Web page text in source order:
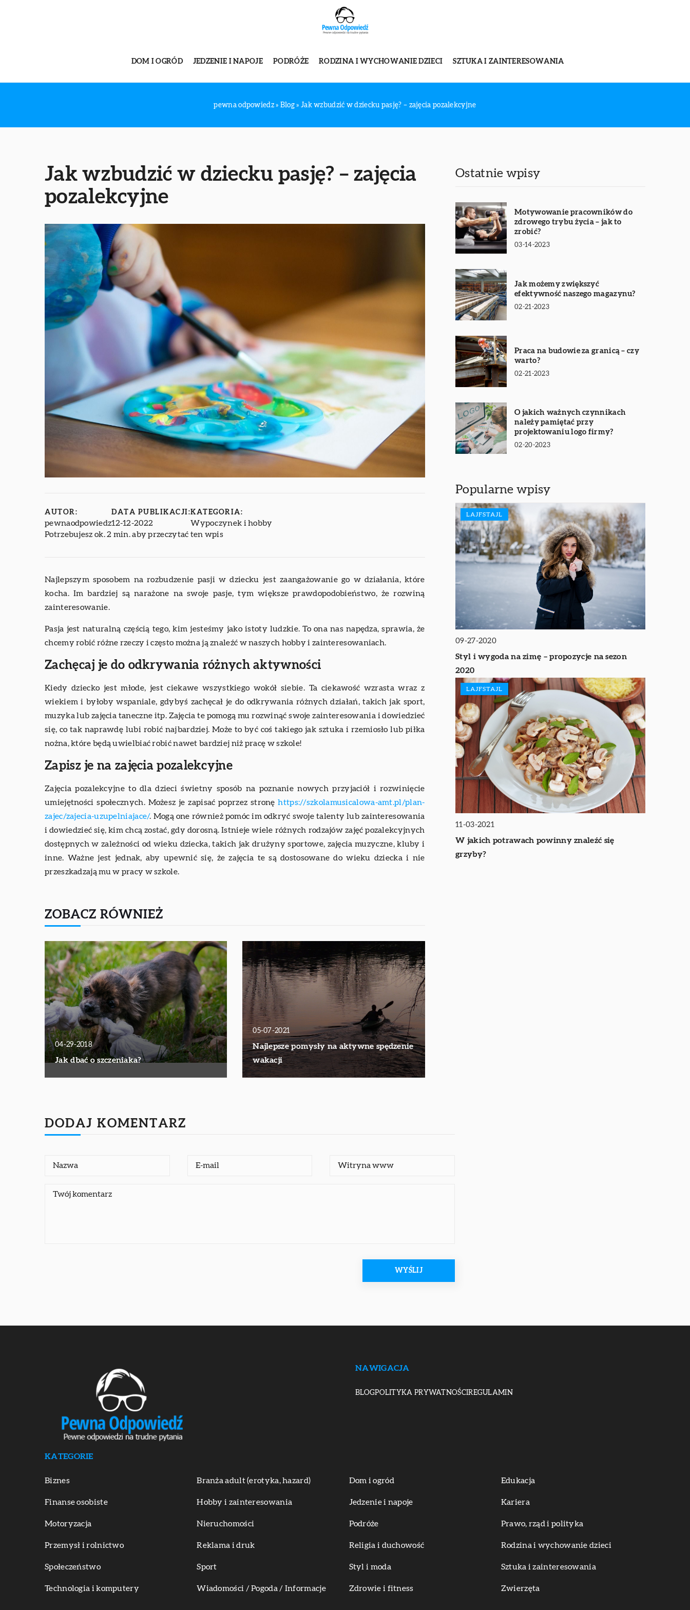
DOM I OGRÓD JEDZENIE I NAPOJE PODRÓŻE RODZINA I WYCHOWANIE DZIECI SZTUKA I ZAINTERESOWANIA
pewna odpowiedz» Blog » Jak wzbudzić w dziecku pasję? – zajęcia pozalekcyjne
Jak wzbudzić w dziecku pasję? – zajęcia
pozalekcyjne
AUTOR:
pewnaodpowiedz
DATA PUBLIKACJI:
12-12-2022
KATEGORIA:
Wypoczynek i hobby
Potrzebujesz ok. 2 min. aby przeczytać ten wpis
Najlepszym sposobem na rozbudzenie pasji w dziecku jest zaangażowanie go w działania, które
kocha. Im bardziej są narażone na swoje pasje, tym większe prawdopodobieństwo, że rozwiną
zainteresowanie.
Pasja jest naturalną częścią tego, kim jesteśmy jako istoty ludzkie. To ona nas napędza, sprawia, że
chcemy robić różne rzeczy i często można ją znaleźć w naszych hobby i zainteresowaniach.
Zachęcaj je do odkrywania różnych aktywności
Kiedy dziecko jest młode, jest ciekawe wszystkiego wokół siebie. Ta ciekawość wzrasta wraz z
wiekiem i byłoby wspaniale, gdybyś zachęcał je do odkrywania różnych działań, takich jak sport,
muzyka lub zajęcia taneczne itp. Zajęcia te pomogą mu rozwinąć swoje zainteresowania i dowiedzieć
się, co tak naprawdę lubi robić najbardziej. Może to być coś takiego jak sztuka i rzemiosło lub piłka
nożna, które będą uwielbiać robić nawet bardziej niż pracę w szkole!
Zapisz je na zajęcia pozalekcyjne
Zajęcia pozalekcyjne to dla dzieci świetny sposób na poznanie nowych przyjaciół i rozwinięcie
umiejętności społecznych. Możesz je zapisać poprzez stronęhttps://szkolamusicalowa-amt.pl/plan-
zajec/zajecia-uzupelniajace/. Mogą one również pomóc im odkryć swoje talenty lub zainteresowania
i dowiedzieć się, kim chcą zostać, gdy dorosną. Istnieje wiele różnych rodzajów zajęć pozalekcyjnych
dostępnych w zależności od wieku dziecka, takich jak drużyny sportowe, zajęcia muzyczne, kluby i
inne. Ważne jest jednak, aby upewnić się, że zajęcia te są dostosowane do wieku dziecka i nie
przeszkadzają mu w pracy w szkole.
ZOBACZ RÓWNIEŻ
04-29-2018
Jak dbać o szczeniaka?
05-07-2021
Najlepsze pomysły na aktywne spędzenie
wakacji
Ostatnie wpisy
Motywowanie pracowników do
zdrowego trybu życia – jak to
zrobić?
03-14-2023
Jak możemy zwiększyć
efektywność naszego magazynu?
02-21-2023
Praca na budowie za granicą – czy
warto?
02-21-2023
O jakich ważnych czynnikach
należy pamiętać przy
projektowaniu logo firmy?
02-20-2023
Popularne wpisy
LAJFSTAJL
09-27-2020
Styl i wygoda na zimę – propozycje na sezon
2020
LAJFSTAJL
11-03-2021
W jakich potrawach powinny znaleźć się
grzyby?
DODAJ KOMENTARZ
NAWIGACJA
BLOGPOLITYKA PRYWATNOŚCIREGULAMIN
KATEGORIE
Biznes Branża adult (erotyka, hazard) Dom i ogród Edukacja
Finanse osobiste Hobby i zainteresowania Jedzenie i napoje Kariera
Motoryzacja Nieruchomości Podróże Prawo, rząd i polityka
Przemysł i rolnictwo Reklama i druk Religia i duchowość Rodzina i wychowanie dzieci
Społeczeństwo Sport Styl i moda Sztuka i zainteresowania
Technologia i komputery Wiadomości / Pogoda / Informacje Zdrowie i fitness Zwierzęta